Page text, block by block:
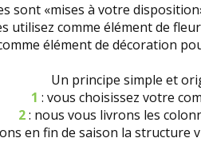
sont «mises à votre
utilisez comme élément de
élément de décoration
Un principe simple et
1 : vous choisissez votre
2 : nous vous livrons les
en fin de saison la structure